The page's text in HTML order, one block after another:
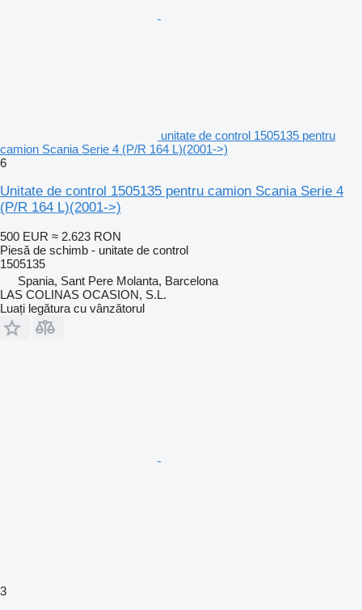
unitate de control 1505135 pentru
camion Scania Serie 4 (P/R 164 L)(2001->)
6
Unitate de control 1505135 pentru camion Scania Serie 4
(P/R 164 L)(2001->)
500 EUR ≈ 2.623 RON
Piesă de schimb - unitate de control
1505135
Spania, Sant Pere Molanta, Barcelona
LAS COLINAS OCASION, S.L.
Luați legătura cu vânzătorul
3